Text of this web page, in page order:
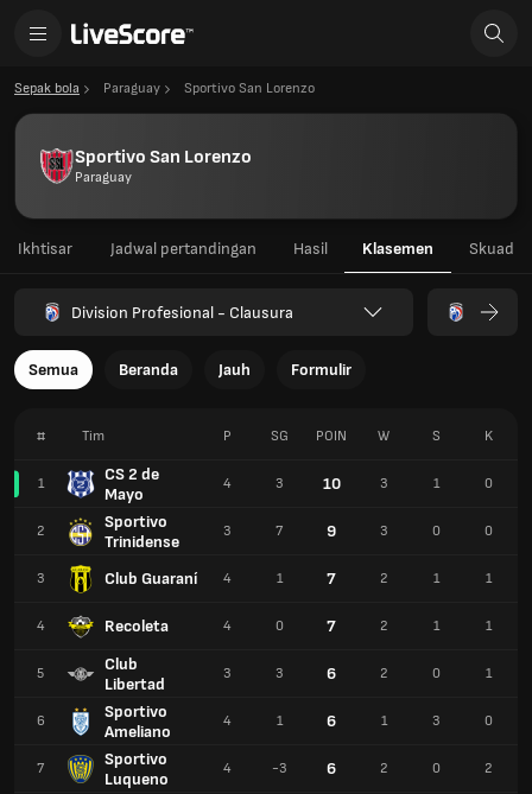
Sepak bola Paraguay Sportivo San Lorenzo
Sportivo San Lorenzo
Paraguay
Ikhtisar Jadwal pertandingan Hasil Klasemen Skuad
Division Profesional - Clausura
Semua Beranda Jauh Formulir
# Tim
1
CS 2 de
Mayo
2
Sportivo
Trinidense
3 Club Guaraní
4 Recoleta
5
Club
Libertad
6
Sportivo
Ameliano
7
Sportivo
Luqueno
P SG POIN W S K
4 3 10 3 1 0
3 7 9 3 0 0
4 1 7 2 1 1
4 0 7 2 1 1
3 3 6 2 0 1
4 1 6 1 3 0
4 -3 6 2 0 2